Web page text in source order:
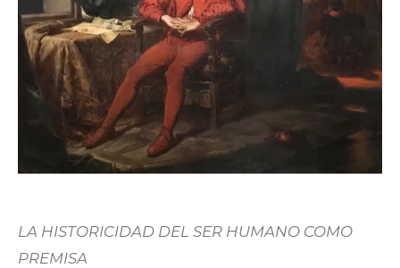
LA HISTORICIDAD DEL SER HUMANO COMO
PREMISA